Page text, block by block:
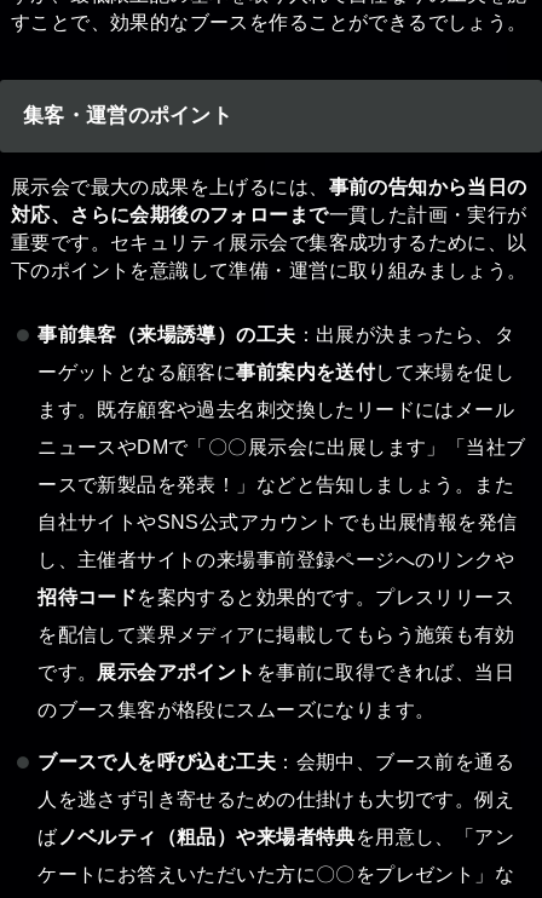
すことで、効果的なブースを作ることができるでしょう。
集客・運営のポイント
展示会で最大の成果を上げるには、 事前の告知から当日の
対応、さらに会期後のフォローまで一貫した計画・実行が
重要です。セキュリティ展示会で集客成功するために、以
下のポイントを意識して準備・運営に取り組みましょう。
事前集客（来場誘導）の工夫 ：出展が決まったら、タ
ーゲットとなる顧客に事前案内を送付して来場を促し
ます。既存顧客や過去名刺交換したリードにはメール
ニュースやDMで「〇〇展示会に出展します」「当社ブ
ースで新製品を発表！」などと告知しましょう。また
自社サイトやSNS公式アカウントでも出展情報を発信
し、主催者サイトの来場事前登録ページへのリンクや
招待コードを案内すると効果的です。プレスリリース
を配信して業界メディアに掲載してもらう施策も有効
です。 展示会アポイント を事前に取得できれば、当日
のブース集客が格段にスムーズになります。
ブースで人を呼び込む工夫 ：会期中、ブース前を通る
人を逃さず引き寄せるための仕掛けも大切です。例え
ば ノベルティ（粗品）や来場者特典を用意し、「アン
ケートにお答えいただいた方に〇〇をプレゼント」な